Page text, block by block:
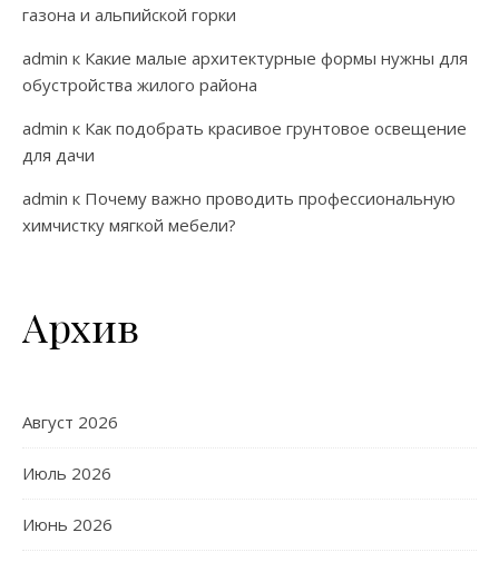
газона и альпийской горки
admin к Какие малые архитектурные формы нужны для
обустройства жилого района
admin к Как подобрать красивое грунтовое освещение
для дачи
admin к Почему важно проводить профессиональную
химчистку мягкой мебели?
Архив
Август 2026
Июль 2026
Июнь 2026